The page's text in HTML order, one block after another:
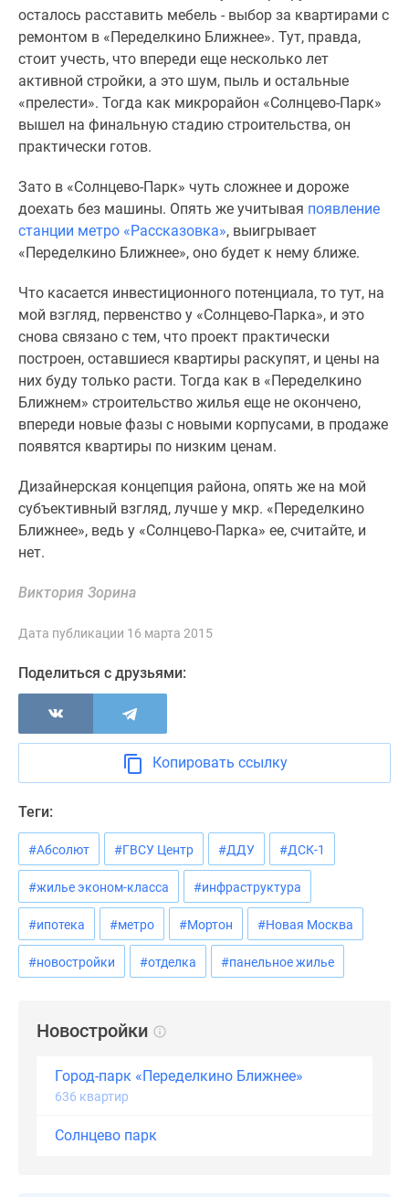
осталось расставить мебель - выбор за квартирами с
ремонтом в «Переделкино Ближнее». Тут, правда,
стоит учесть, что впереди еще несколько лет
активной стройки, а это шум, пыль и остальные
«прелести». Тогда как микрорайон «Солнцево-Парк»
вышел на финальную стадию строительства, он
практически готов.
Зато в «Солнцево-Парк» чуть сложнее и дороже
доехать без машины. Опять же учитывая появление
станции метро «Рассказовка», выигрывает
«Переделкино Ближнее», оно будет к нему ближе.
Что касается инвестиционного потенциала, то тут, на
мой взгляд, первенство у «Солнцево-Парка», и это
снова связано с тем, что проект практически
построен, оставшиеся квартиры раскупят, и цены на
них буду только расти. Тогда как в «Переделкино
Ближнем» строительство жилья еще не окончено,
впереди новые фазы с новыми корпусами, в продаже
появятся квартиры по низким ценам.
Дизайнерская концепция района, опять же на мой
субъективный взгляд, лучше у мкр. «Переделкино
Ближнее», ведь у «Солнцево-Парка» ее, считайте, и
нет.
Виктория Зорина
Дата публикации 16 марта 2015
Поделиться с друзьями:
Копировать ссылку
Теги:
#Абсолют #ГВСУ Центр #ДДУ #ДСК-1
#жилье эконом-класса #инфраструктура
#ипотека #метро #Мортон #Новая Москва
#новостройки #отделка #панельное жилье
Новостройки
Город-парк «Переделкино Ближнее»
636 квартир
Солнцево парк